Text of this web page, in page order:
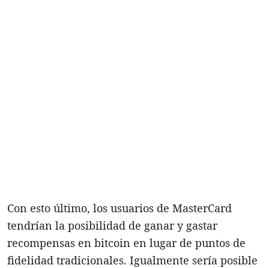
Con esto último, los usuarios de MasterCard
tendrían la posibilidad de ganar y gastar
recompensas en bitcoin en lugar de puntos de
fidelidad tradicionales. Igualmente sería posible